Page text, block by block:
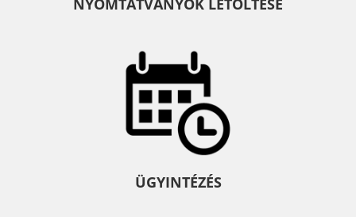
NYOMTATVÁNYOK LETÖLTÉSE
ÜGYINTÉZÉS